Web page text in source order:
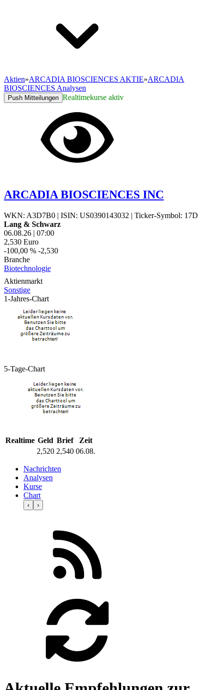
Aktien»ARCADIA BIOSCIENCES AKTIE»ARCADIA
BIOSCIENCES Analysen
Push Mitteilungen Realtimekurse aktiv
ARCADIA BIOSCIENCES INC
WKN: A3D7B0 | ISIN: US0390143032 | Ticker-Symbol: 17D
Lang & Schwarz
06.08.26 | 07:00
2,530 Euro
-100,00 % -2,530
Branche
Biotechnologie
Aktienmarkt
Sonstige
1-Jahres-Chart
5-Tage-Chart
Realtime Geld Brief
Zeit
2,520 2,540 06.08.
Nachrichten
Analysen
Kurse
Chart
‹ ›